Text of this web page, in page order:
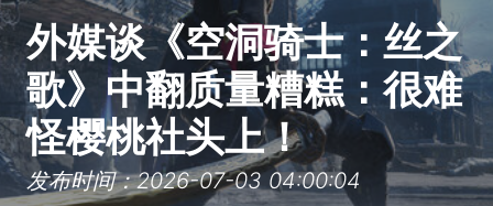
外媒谈《空洞骑士：丝之
歌》中翻质量糟糕：很难
怪樱桃社头上！
发布时间：2026-07-03 04:00:04